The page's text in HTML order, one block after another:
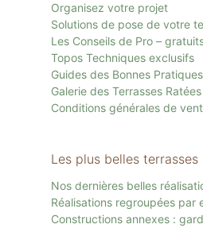
Organisez votre projet
Solutions de pose de votre
Les Conseils de Pro –
Topos Techniques exclusifs
Guides des Bonnes Pratiques
Galerie des Terrasses Ratées
Conditions générales de
Les plus belles terrasses
Nos dernières belles
Réalisations regroupées par
Constructions annexes :